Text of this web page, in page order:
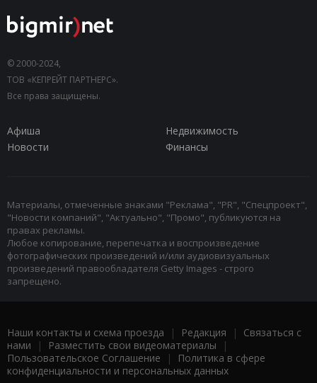
© 2000-2024,
ТОВ «КЕПРЕЙТ ПАРТНЕРС».
Все права защищены.
Афиша
Недвижимость
Новости
Финансы
Материалы, отмеченные знаками "Реклама", "PR", "Спецпроект",
"Новости компаний", "Актуально", "Промо", публикуются на
правах рекламы.
Любое копирование, перепечатка и воспроизведение
фотографических произведений и/или аудиовизуальных
произведений правообладателя Getty Images - строго
запрещено.
Наши контакты и схема проезда | Редакция | Связаться с
нами | Разместить свои видеоматериалы |
Пользовательское Соглашение |
Политика в сфере
конфиденциальности и персональных данных